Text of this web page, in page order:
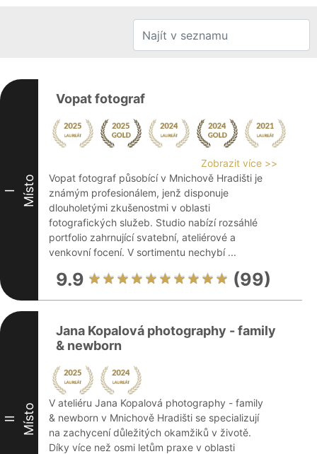
I Místo
Vopat fotograf
Zobrazit více >>
Vopat fotograf působící v Mnichově Hradišti je
známým profesionálem, jenž disponuje
dlouholetými zkušenostmi v oblasti
fotografických služeb. Studio nabízí rozsáhlé
portfolio zahrnující svatební, ateliérové a
venkovní focení. V sortimentu nechybí ...
9.9 (99)
II Místo
Jana Kopalová photography - family
& newborn
V ateliéru Jana Kopalová photography - family
& newborn v Mnichově Hradišti se specializují
na zachycení důležitých okamžiků v životě.
Díky více než osmi letům praxe v oblasti